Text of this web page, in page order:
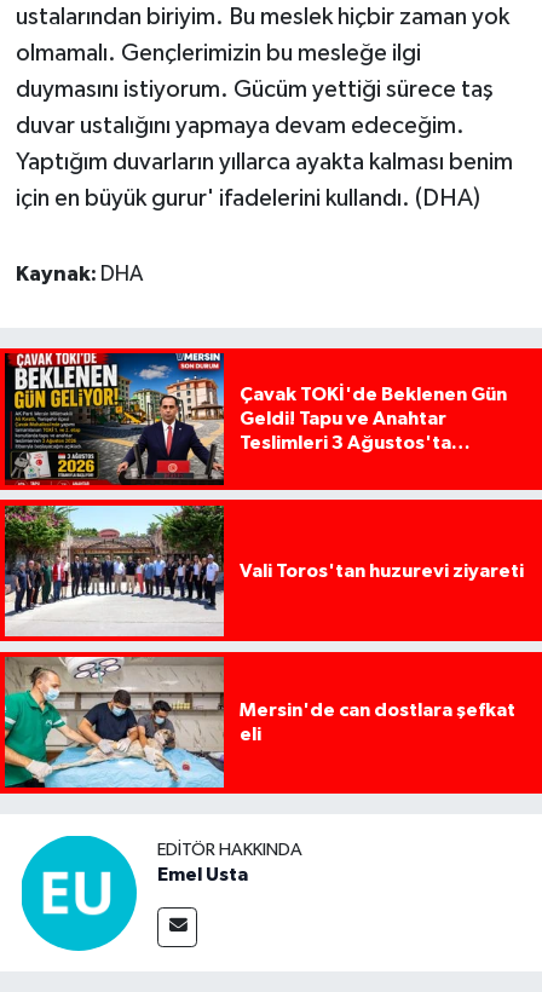
ustalarından biriyim. Bu meslek hiçbir zaman yok
olmamalı. Gençlerimizin bu mesleğe ilgi
duymasını istiyorum. Gücüm yettiği sürece taş
duvar ustalığını yapmaya devam edeceğim.
Yaptığım duvarların yıllarca ayakta kalması benim
için en büyük gurur' ifadelerini kullandı. (DHA)
Kaynak: DHA
Çavak TOKİ'de Beklenen Gün
Geldi! Tapu ve Anahtar
Teslimleri 3 Ağustos'ta
Vali Toros'tan huzurevi ziyareti
Mersin'de can dostlara şefkat
eli
EDITÖR HAKKINDA
Emel Usta